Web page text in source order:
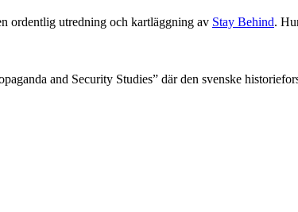
ordentlig utredning och kartläggning av Stay Behind.
and Security Studies” där den svenske